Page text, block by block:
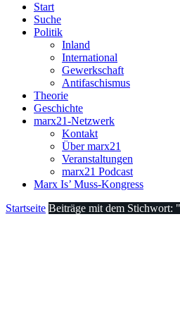
Start
Suche
Politik
Inland
International
Gewerkschaft
Antifaschismus
Theorie
Geschichte
marx21-Netzwerk
Kontakt
Über marx21
Veranstaltungen
marx21 Podcast
Marx Is’ Muss-Kongress
Startseite Beiträge mit dem Stichwort: